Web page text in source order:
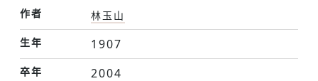
作者
林玉山
生年
1907
卒年 2004